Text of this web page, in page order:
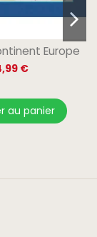
Europe
€
au panier